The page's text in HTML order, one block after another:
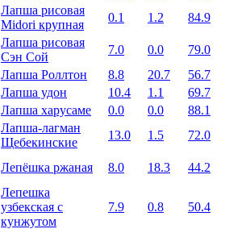
Лапша рисовая
Midori крупная
0.1 1.2
84.9
Лапша рисовая
Сэн Сой
7.0 0.0
79.0
Лапша Роллтон
8.8 20.7
56.7
Лапша удон
10.4 1.1
69.7
Лапша харусаме
0.0 0.0
88.1
Лапша-лагман
Щебекинские
13.0 1.5 72.0
Лепёшка ржаная 8.0 18.3
44.2
Лепешка
узбекская с
кунжутом
7.9 0.8 50.4